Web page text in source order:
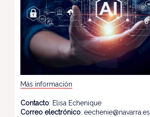
Más información
Contacto: Elisa Echenique
Correo electrónico: eechenie@navarra.es